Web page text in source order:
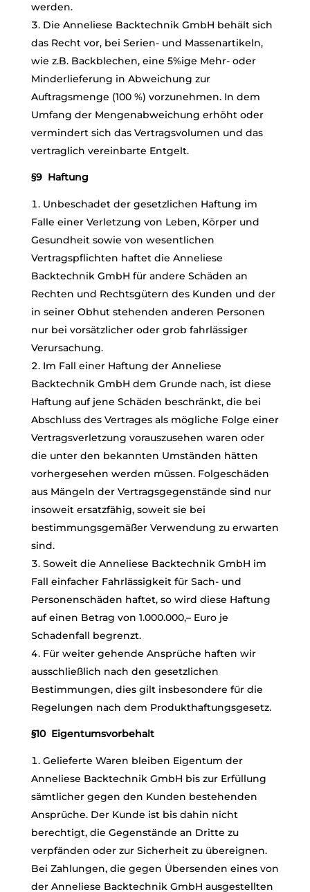
werden.
Die Anneliese Backtechnik GmbH behält sich
das Recht vor, bei Serien- und Massenartikeln,
wie z.B. Backblechen, eine 5%ige Mehr- oder
Minderlieferung in Abweichung zur
Auftragsmenge (100 %) vorzunehmen. In dem
Umfang der Mengenabweichung erhöht oder
vermindert sich das Vertragsvolumen und das
vertraglich vereinbarte Entgelt.
§9 Haftung
Unbeschadet der gesetzlichen Haftung im
Falle einer Verletzung von Leben, Körper und
Gesundheit sowie von wesentlichen
Vertragspflichten haftet die Anneliese
Backtechnik GmbH für andere Schäden an
Rechten und Rechtsgütern des Kunden und der
in seiner Obhut stehenden anderen Personen
nur bei vorsätzlicher oder grob fahrlässiger
Verursachung.
Im Fall einer Haftung der Anneliese
Backtechnik GmbH dem Grunde nach, ist diese
Haftung auf jene Schäden beschränkt, die bei
Abschluss des Vertrages als mögliche Folge einer
Vertragsverletzung vorauszusehen waren oder
die unter den bekannten Umständen hätten
vorhergesehen werden müssen. Folgeschäden
aus Mängeln der Vertragsgegenstände sind nur
insoweit ersatzfähig, soweit sie bei
bestimmungsgemäßer Verwendung zu erwarten
sind.
Soweit die Anneliese Backtechnik GmbH im
Fall einfacher Fahrlässigkeit für Sach- und
Personenschäden haftet, so wird diese Haftung
auf einen Betrag von 1.000.000,– Euro je
Schadenfall begrenzt.
Für weiter gehende Ansprüche haften wir
ausschließlich nach den gesetzlichen
Bestimmungen, dies gilt insbesondere für die
Regelungen nach dem Produkthaftungsgesetz.
§10 Eigentumsvorbehalt
Gelieferte Waren bleiben Eigentum der
Anneliese Backtechnik GmbH bis zur Erfüllung
sämtlicher gegen den Kunden bestehenden
Ansprüche. Der Kunde ist bis dahin nicht
berechtigt, die Gegenstände an Dritte zu
verpfänden oder zur Sicherheit zu übereignen.
Bei Zahlungen, die gegen Übersenden eines von
der Anneliese Backtechnik GmbH ausgestellten